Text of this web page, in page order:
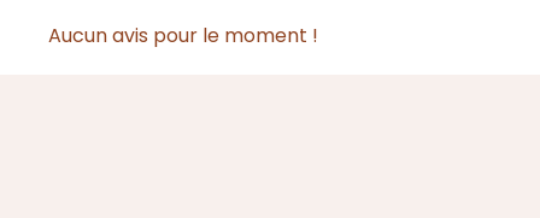
Aucun avis pour le moment !